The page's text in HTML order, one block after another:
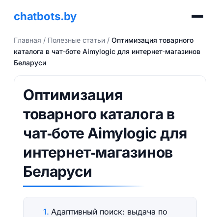
chatbots.by
Главная / Полезные статьи/ Оптимизация товарного
каталога в чат‑боте Aimylogic для интернет‑магазинов
Беларуси
Оптимизация
товарного каталога в
чат‑боте Aimylogic для
интернет‑магазинов
Беларуси
Адаптивный поиск: выдача по